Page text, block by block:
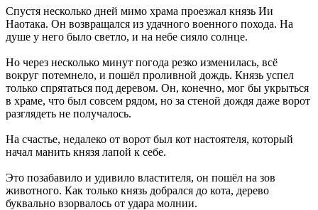
Спустя несколько дней мимо храма проезжал князь Ии
Наотака. Он возвращался из удачного военного похода. На
душе у него было светло, и на небе сияло солнце.
Но через несколько минут погода резко изменилась, всё
вокруг потемнело, и пошёл проливной дождь. Князь успел
только спрятаться под деревом. Он, конечно, мог бы укрыться
в храме, что был совсем рядом, но за стеной дождя даже ворот
разглядеть не получалось.
На счастье, недалеко от ворот был кот настоятеля, который
начал манить князя лапой к себе.
Это позабавило и удивило властителя, он пошёл на зов
животного. Как только князь добрался до кота, дерево
буквально взорвалось от удара молнии.